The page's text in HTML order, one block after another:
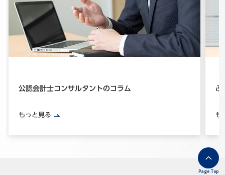
公認会計士コンサルタントのコラム
もっと見る
ぶ
も
Page Top